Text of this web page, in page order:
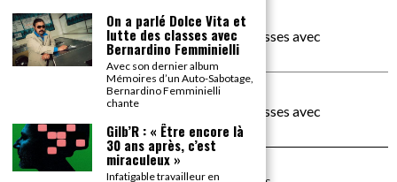
carte noire negra à l'o tiededans
On a parlé Dolce Vita et lutte des classes avec
Bernardino Femminielli
moise et son mascarédans
On a parlé Dolce Vita et lutte des classes avec
Bernardino Femminielli
On a parlé Dolce Vita et
lutte des classes avec
Bernardino Femminielli
Avec son dernier album
Mémoires d’un Auto-Sabotage,
Bernardino Femminielli
chante
Gilb’R : « Être encore là
30 ans après, c’est
miraculeux »
Infatigable travailleur en